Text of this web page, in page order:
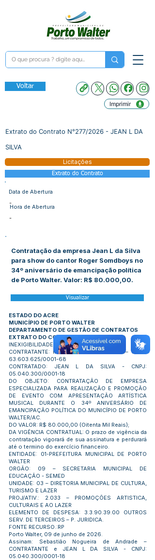
Voltar
Imprimir
Extrato do Contrato N°277/2026 - JEAN L DA
SILVA
Licitações
Extrato do Contrato
Data de Abertura
-
Hora de Abertura
-
Contratação da empresa Jean L da Silva
para show do cantor Roger Somdboys no
34º aniversário de emancipação política
de Porto Walter. Valor: R$ 80.000,00.
Visualizar
ESTADO DO ACRE
MUNICÍPIO DE PORTO WALTER
DEPARTAMENTO DE GESTÃO DE CONTRATOS
EXTRATO DO CONTRATO N° 277/2026
INEXIGIBILIDADE DE LICITAÇÃO Nº 03/2026
CONTRATANTE: MUN. DE PORTO WALTER – CNPJ:
63.603.625/0001-68
CONTRATADO: JEAN L DA SILVA - CNPJ:
05.040.300/0001-18
DO OBJETO: CONTRATAÇÃO DE EMPRESA
ESPECIALIZADA PARA REALIZAÇÃO E PROMOÇÃO
DE EVENTO COM APRESENTAÇÃO ARTÍSTICA
MUSICAL DURANTE O 34º ANIVERSÁRIO DE
EMANCIPAÇÃO POLÍTICA DO MUNICÍPIO DE PORTO
WALTER/AC.
DO VALOR: R$ 80.000,00 (Oitenta Mil Reais);
DA VIGÊNCIA CONTRATUAL: O prazo de vigência da
contratação vigorará de sua assinatura e perdurará
até o termino do exercício financeiro.
ENTIDADE: 01-PREFEITURA MUNICIPAL DE PORTO
WALTER
ORGÃO: 09 – SECRETARIA MUNICIPAL DE
EDUCAÇÃO - SEMED
UNIDADE: 03 – DIRETORIA MUNICIPAL DE CULTURA,
TURISMO E LAZER
PROJ/ATIV.: 2.033 – PROMOÇÕES ARTISTICA,
CULTURAIS E AO LAZER
ELEMENTO DE DESPESA: 3.3.90.39.00 OUTROS
SERV. DE TERCEIROS – P. JURIDICA.
FONTE RECURSO.:RP
Porto Walter, 09 de junho de 2026.
Assinam: Sebastião Nogueira de Andrade –
CONTRATANTE e JEAN L DA SILVA - CNPJ:
05.040.300/0001-18